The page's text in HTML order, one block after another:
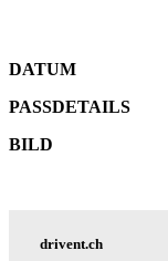
DATUM
PASSDETAILS
BILD
drivent.ch